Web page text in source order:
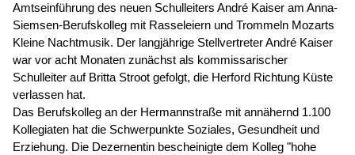
Amtseinführung des neuen Schulleiters André Kaiser am Anna-
Siemsen-Berufskolleg mit Rasseleiern und Trommeln Mozarts
Kleine Nachtmusik. Der langjährige Stellvertreter André Kaiser
war vor acht Monaten zunächst als kommissarischer
Schulleiter auf Britta Stroot gefolgt, die Herford Richtung Küste
verlassen hat.
Das Berufskolleg an der Hermannstraße mit annähernd 1.100
Kollegiaten hat die Schwerpunkte Soziales, Gesundheit und
Erziehung. Die Dezernentin bescheinigte dem Kolleg "hohe